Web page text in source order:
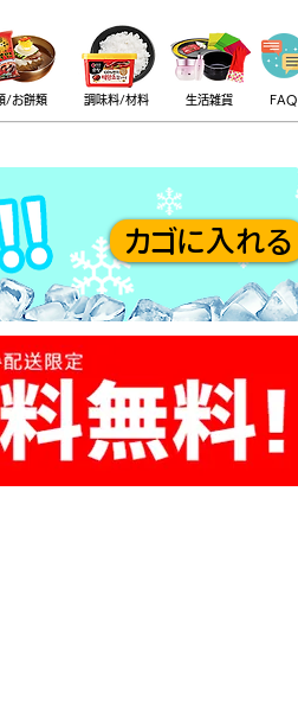
カゴに入れる
/お餅類 調味料/材料 生活雑貨 FAQ